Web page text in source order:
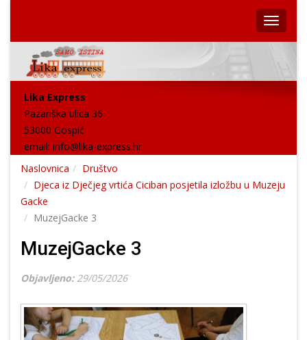
Lika Express
Pazariška ulica 36
53000 Gospić
email: info@lika-express.hr
Naslovnica
Društvo
Djeca iz Dječjeg vrtića Ciciban posjetila izložbu u Muzeju
Gacke
MuzejGacke 3
MuzejGacke 3
Objavljeno: 29/05/2026